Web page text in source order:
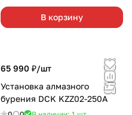
В корзину
65 990 ₽/шт
Установка алмазного
бурения DCK KZZ02-250A